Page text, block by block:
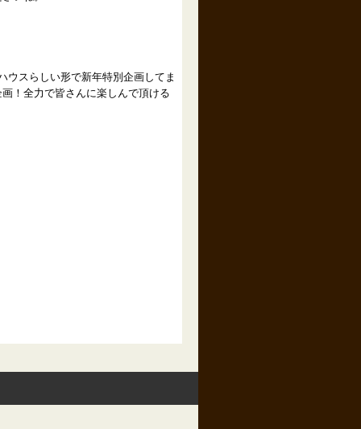
ウスらしい形で新年特別企画してま
！全力で皆さんに楽しんで頂ける